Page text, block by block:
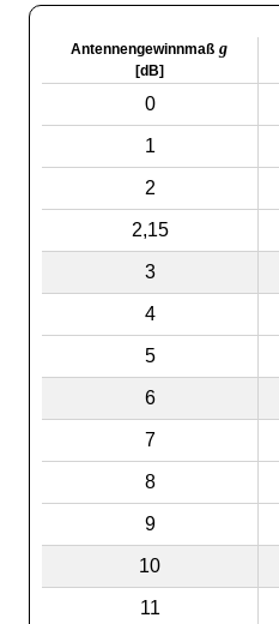
Antennengewinnmaß g
[dB]
0
1
2
2,15
3
4
5
6
7
8
9
10
11